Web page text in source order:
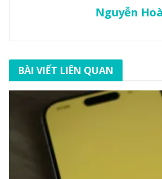
Nguyễn
BÀI VIẾT LIÊN QUAN